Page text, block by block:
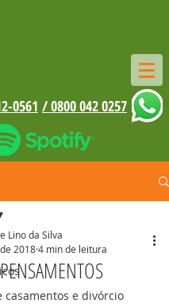
0561 / 0800 042 0257
casamentos e divórcio
Lino da Silva
20184 min de leitura